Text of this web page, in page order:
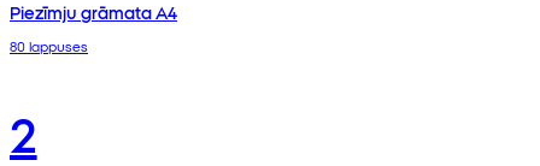
Piezīmju grāmata A4
80 lappuses
2